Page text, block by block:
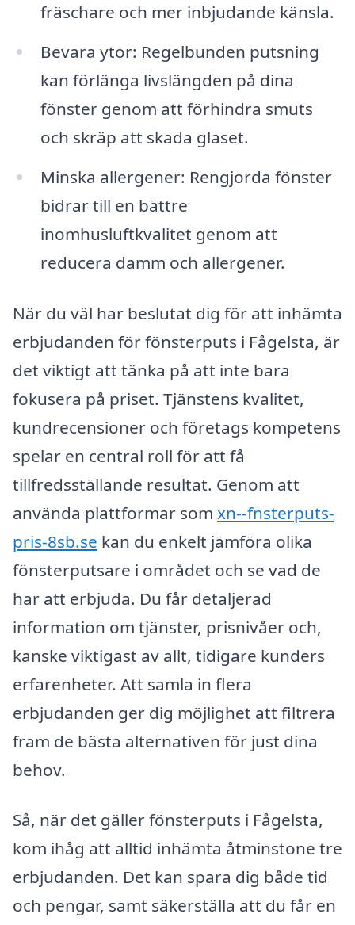
fräschare och mer inbjudande känsla.
Bevara ytor: Regelbunden putsning
kan förlänga livslängden på dina
fönster genom att förhindra smuts
och skräp att skada glaset.
Minska allergener: Rengjorda fönster
bidrar till en bättre
inomhusluftkvalitet genom att
reducera damm och allergener.
När du väl har beslutat dig för att inhämta
erbjudanden för fönsterputs i Fågelsta, är
det viktigt att tänka på att inte bara
fokusera på priset. Tjänstens kvalitet,
kundrecensioner och företags kompetens
spelar en central roll för att få
tillfredsställande resultat. Genom att
använda plattformar som xn--fnsterputs-
pris-8sb.se kan du enkelt jämföra olika
fönsterputsare i området och se vad de
har att erbjuda. Du får detaljerad
information om tjänster, prisnivåer och,
kanske viktigast av allt, tidigare kunders
erfarenheter. Att samla in flera
erbjudanden ger dig möjlighet att filtrera
fram de bästa alternativen för just dina
behov.
Så, när det gäller fönsterputs i Fågelsta,
kom ihåg att alltid inhämta åtminstone tre
erbjudanden. Det kan spara dig både tid
och pengar, samt säkerställa att du får en